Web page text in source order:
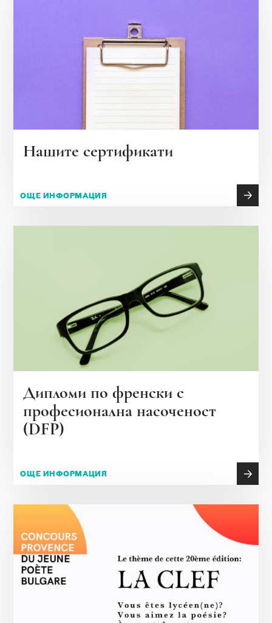
Нашите сертификати
ОЩЕ ИНФОРМАЦИЯ
Дипломи по френски с
професионална насоченост
(DFP)
ОЩЕ ИНФОРМАЦИЯ